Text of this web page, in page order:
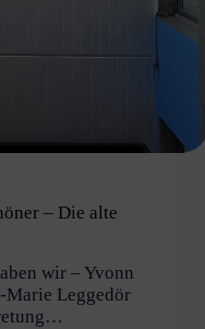
– Die alte
wir – Yvonn
Marie Leggedör